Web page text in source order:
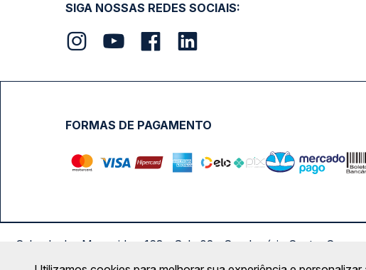
SIGA NOSSAS REDES SOCIAIS:
FORMAS DE PAGAMENTO
Calçada das Margaridas, 163 - Sala 02 - Condomínio Centro